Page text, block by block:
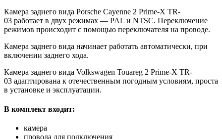
Камера заднего вида Porsche Cayenne 2 Prime-X TR-
03 работает в двух режимах — PAL и NTSC. Переключение
режимов происходит с помощью переключателя на проводе.
Камера заднего вида начинает работать автоматически, при
включении заднего хода.
Камера заднего вида Volkswagen Touareg 2 Prime-X TR-
03 адаптирована к отечественным погодным условиям, проста
в установке и эксплуатации.
В комплект входит:
камера
провода для подключения